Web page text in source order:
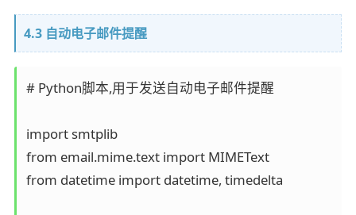
4.3 自动电子邮件提醒
# Python脚本,用于发送自动电子邮件提醒
import smtplib
from email.mime.text import MIMEText
from datetime import datetime, timedelta